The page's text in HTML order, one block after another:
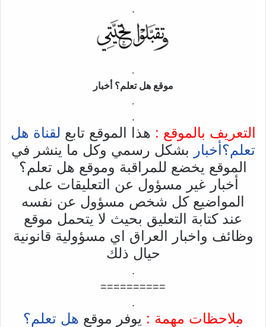
.
.
موقع هل تعلم؟ أخبار
.
.
التعريف بالموقع : هذا الموقع تابع لقناة هل
تعلم؟أخبار بشكل رسمي وكل ما ينشر في
الموقع يخضع للمراقبة وموقع هل تعلم؟
أخبار غير مسؤول عن التعليقات على
المواضيع كل شخص مسؤول عن نفسه
عند كتابة التعليق بحيث لا يتحمل موقع
وظائف واخبار العراق اي مسؤولية قانونية
حيال ذلك
.
==========
.
ملاحظات مهمة : يوفر موقع هل تعلم؟